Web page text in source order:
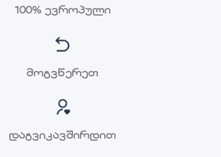
100% ევროპული
მოგვწერეთ
დაგვიკავშირდით